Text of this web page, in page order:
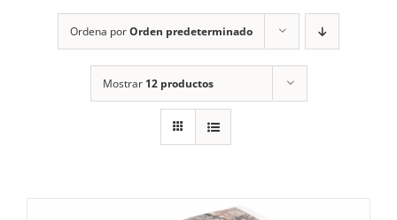
Ordena porOrden predeterminado
Mostrar 12 productos